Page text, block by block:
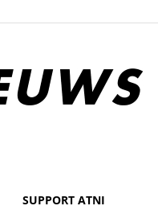
SUPPORT ATNI